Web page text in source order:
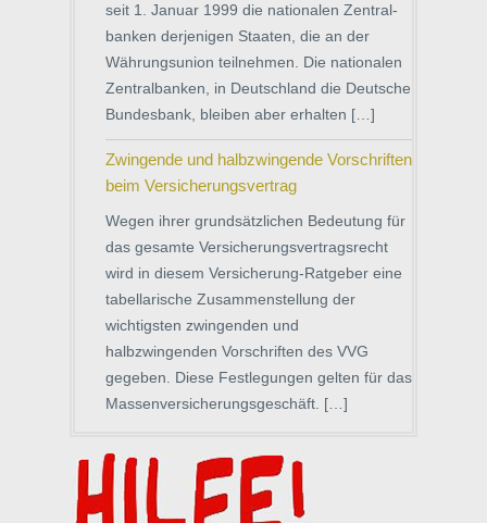
seit 1. Januar 1999 die nationalen Zentral-
banken derjenigen Staaten, die an der
Währungsunion teilnehmen. Die nationalen
Zentralbanken, in Deutschland die Deutsche
Bundesbank, bleiben aber erhalten […]
Zwingende und halbzwingende Vorschriften
beim Versicherungsvertrag
Wegen ihrer grundsätzlichen Bedeutung für
das gesamte Versicherungsvertragsrecht
wird in diesem Versicherung-Ratgeber eine
tabellarische Zusammenstellung der
wichtigsten zwingenden und
halbzwingenden Vorschriften des VVG
gegeben. Diese Festlegungen gelten für das
Massenversicherungsgeschäft. […]